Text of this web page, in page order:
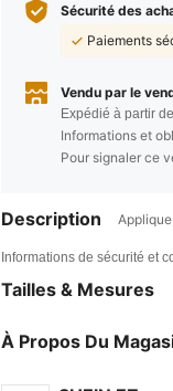
Sécurité des
Paiements
Vendu par le
Expédié à partir
Informations et
Pour signaler ce
Description
Informations de sécurité et
Tailles & Mesures
À Propos Du
4,84
4,84